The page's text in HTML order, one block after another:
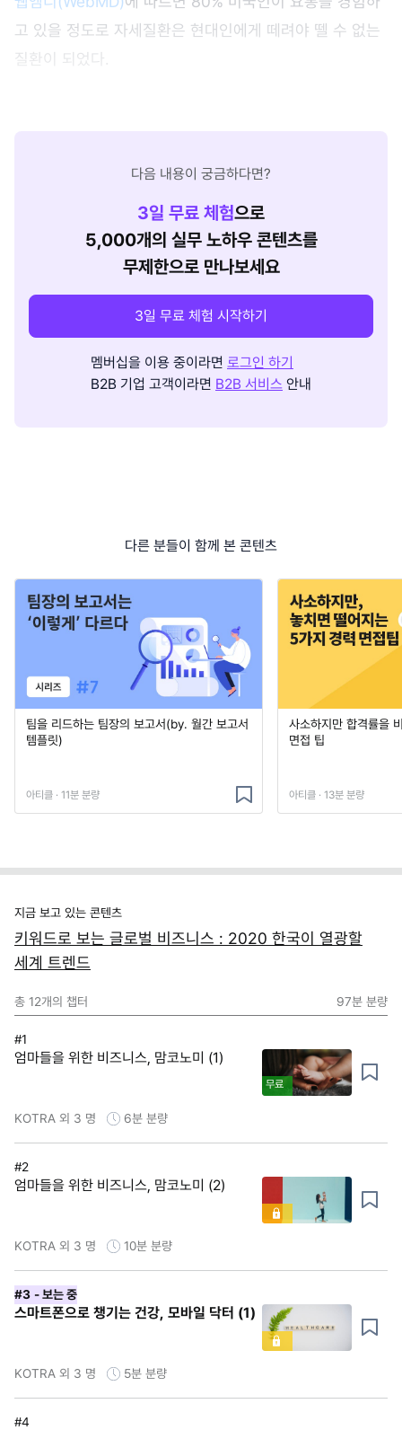
고 있을 정도로 자세질환은 현대인에게 떼려야 뗄 수 없는
질환이 되었다.
다음 내용이 궁금하다면?
3일 무료 체험으로
5,000개의 실무 노하우 콘텐츠를
무제한으로 만나보세요
3일 무료 체험 시작하기
멤버십을 이용 중이라면 로그인 하기
B2B 기업 고객이라면 B2B 서비스 안내
다른 분들이 함께 본 콘텐츠
팀을 리드하는 팀장의 보고서(by. 월간 보고서
템플릿)
아티클 · 11분 분량
사소하지만 합격률을
면접 팁
아티클 · 13분 분량
지금 보고 있는 콘텐츠
키워드로 보는 글로벌 비즈니스 : 2020 한국이 열광할
세계 트렌드
총 12개의 챕터 97분 분량
#1
엄마들을 위한 비즈니스, 맘코노미 (1)
무료
KOTRA 외 3 명 6분 분량
#2
엄마들을 위한 비즈니스, 맘코노미 (2)
KOTRA 외 3 명 10분 분량
#3 - 보는 중
스마트폰으로 챙기는 건강, 모바일 닥터 (1)
KOTRA 외 3 명 5분 분량
#4